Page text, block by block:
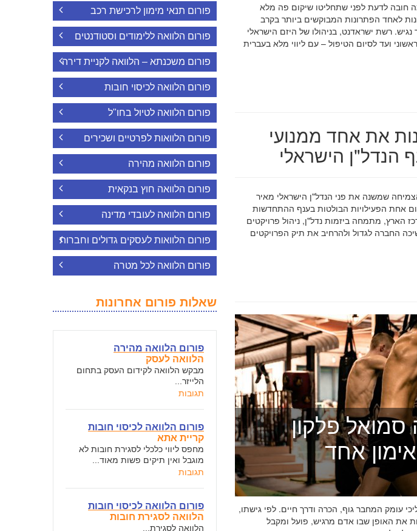
שיניים ושיקום פה בגיאורגיה 2025: מה חובה לדעת לפני שתחליטו שיקום פה מלא
לאחד הפתרונות המבוקשים ביותר בקרב
רשת ישראדנט, בניהולו של היזם הישראלי
ועד לסיום הטיפול – עם ליווי מלא בעברית
את אחד ממנועי
הנדל"ן הישראלי
על מנוע הצמיחה שמשנה את פני הנדל"ן הישראלי מאיר
אחת הפעילויות הבולטות בענף ההתחדשות
הארץ, מתמחה ביזמות נדל"ן, ניהול פרויקטים
עסקאות מורכבות. ב-2026 ממשיכה החברה לגדול ולהרחיב את תיק הפרויקטים
פלקון
אחד
עומק המחבר גוף, הכרה ודרך חיים. לפי גישתו,
את האופן שבו אדם מרגיש, פועל ומקבל
פורום תנאי מימון לרכישת רכב
פורום הלוואה ללימודים וסטודנטים
פורום משכנתא – הלוואה לקניית דירה
פורום הלוואה לכיסוי חובות
פורום הלוואה לטיול בחו"ל
פורום הלוואות לפרטיים ושכירים
פורום הלוואה מהירה
פורום הלוואה חוץ בנקאית
פורום הלוואה לעובדי מדינה
פורום הלוואות לעסקים גדולים וחברות
פורום הלוואה לכל מטרה
שאלות פורום אחרונות
פורום הלוואה מהירה
הלוואה לעסק
מבקש הלוואה לקידום העסק בתחום
הלייזר...
תגובות
פורום הלוואה לכיסוי חובות
קריית אתא
מחפס ליווי כלכלי לסגירת חובות לא
מוגבל ואין תיקים פשות מאוד...
תגובות
פורום הלוואה לכיסוי חובות
הלוואה לסגירת חובות
הלוואה לסגירת...